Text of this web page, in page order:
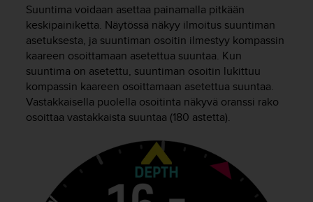
Suuntima voidaan asettaa painamalla pitkään
keskipainiketta. Näytössä näkyy ilmoitus suuntiman
asetuksesta, ja suuntiman osoitin ilmestyy kompassin
kaareen osoittamaan asetettua suuntaa. Kun
suuntima on asetettu, suuntiman osoitin lukittuu
kompassin kaareen osoittamaan asetettua suuntaa.
Vastakkaisella puolella osoitinta näkyvä oranssi rako
osoittaa vastakkaista suuntaa (180 astetta).